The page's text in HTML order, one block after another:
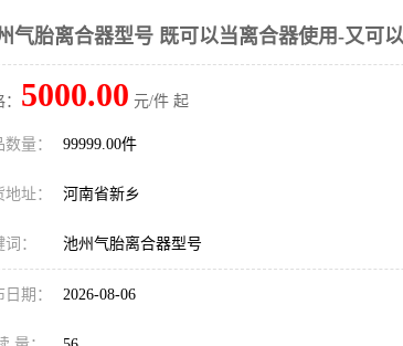
气胎离合器型号 既可以当离合器使用-又可
5000.00 元/件 起
量： 99999.00件
址： 河南省新乡
： 池州气胎离合器型号
期： 2026-08-06